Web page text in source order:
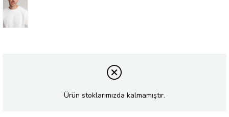
Ürün stoklarımızda kalmamıştır.